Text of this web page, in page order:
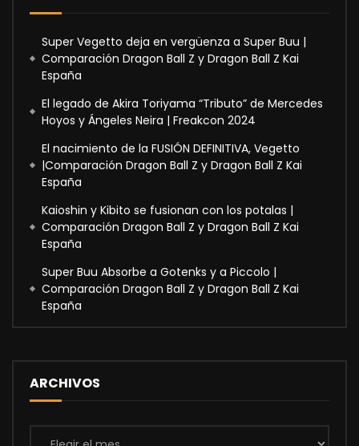
Super Vegetto deja en vergüenza a Super Buu |
Comparación Dragon Ball Z y Dragon Ball Z Kai
España
El legado de Akira Toriyama “Tributo” de Mercedes
Hoyos y Ángeles Neira | Freakcon 2024
El nacimiento de la FUSIÓN DEFINITIVA, Vegetto
|Comparación Dragon Ball Z y Dragon Ball Z Kai
España
Kaioshin y Kibito se fusionan con los potalas |
Comparación Dragon Ball Z y Dragon Ball Z Kai
España
Super Buu Absorbe a Gotenks y a Piccolo |
Comparación Dragon Ball Z y Dragon Ball Z Kai
España
ARCHIVOS
Archivos